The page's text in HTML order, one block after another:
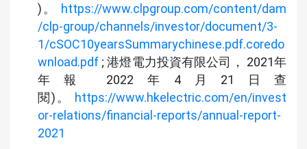
)。
https://www.clpgroup.com/content/dam
/clp-group/channels/investor/document/3-
1/cSOC10yearsSummarychinese.pdf.coredo
wnload.pdf ; 港燈電力投資有限公司， 2021年
年報 2022年4月21日查
閱)。 https://www.hkelectric.com/en/invest
or-relations/financial-reports/annual-report-
2021